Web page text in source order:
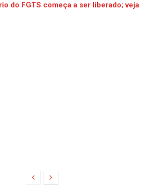
do FGTS começa a ser liberado; veja